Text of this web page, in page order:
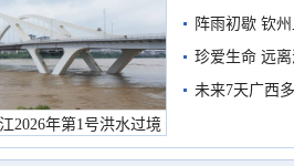
2026年第1号洪水过境
堤岸见证汛况
阵雨初歇 钦
珍爱生命 远
未来7天广西